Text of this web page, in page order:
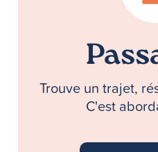
Trouve un trajet,
C'est